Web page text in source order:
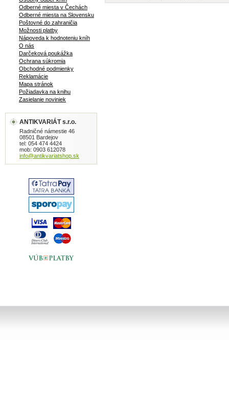
Odberné miesta v Čechách
Odberné miesta na Slovensku
Poštovné do zahraničia
Možnosti platby
Nápoveda k hodnoteniu kníh
O nás
Darčeková poukážka
Ochrana súkromia
Obchodné podmienky
Reklamácie
Mapa stránok
Požiadavka na knihu
Zasielanie noviniek
ANTIKVARIÁT s.r.o.
Radničné námestie 46
08501 Bardejov
tel: 054 474 4424
mob: 0903 612078
info@antikvariatshop.sk